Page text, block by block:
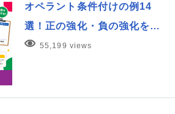
オペラント条件付けの例14
選！正の強化・負の強化を…
55,199 views